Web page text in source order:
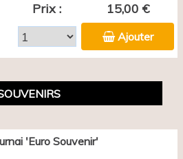
Prix : 15,00 €
Ajouter
'Euro Souvenir'